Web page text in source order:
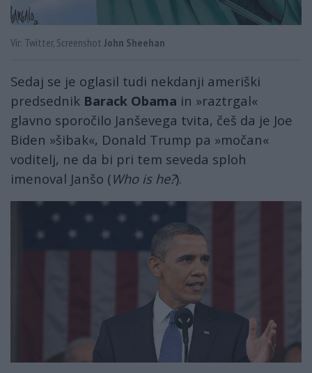
Vir: Twitter, Screenshot John Sheehan
Sedaj se je oglasil tudi nekdanji ameriški
predsednik Barack Obama in »raztrgal«
glavno sporočilo Janševega tvita, češ da je Joe
Biden »šibak«, Donald Trump pa »močan«
voditelj, ne da bi pri tem seveda sploh
imenoval Janšo (Who is he?).